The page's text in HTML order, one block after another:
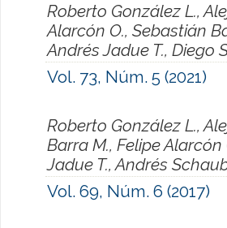
Roberto González L.,
Alarcón O., Sebastián
Andrés Jadue T., Diego
Vol. 73, Núm. 5 (2021)
Roberto González L.,
Barra M., Felipe Alarcón
Jadue T., Andrés
Vol. 69, Núm. 6 (2017)